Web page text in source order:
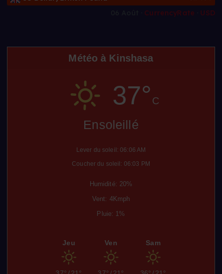
06 Août ·CurrencyRate·USD
Météo à Kinshasa
37°
Ensoleillé
/ / /